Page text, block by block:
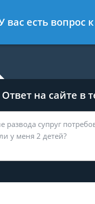
праву
на сайте в
вас есть вопрос